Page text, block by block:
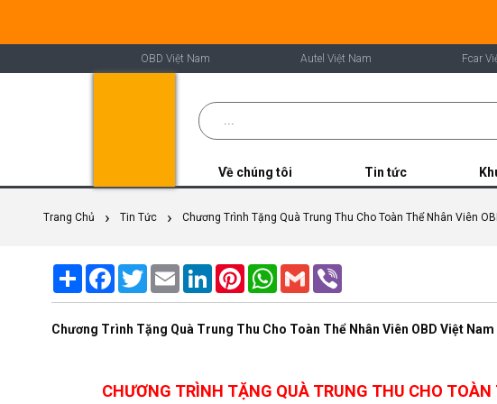
OBD Việt Nam Autel Việt Nam Fcar
Về chúng tôi Tin tức
Trang Chủ Tin Tức Chương Trình Tặng Quà Trung Thu Cho Toàn Thể Nhân Viên
Share Facebook
TwitterEmail LinkedInPinterestWhatsApp
Gmail
Chương Trình Tặng Quà Trung Thu Cho Toàn Thể Nhân Viên OBD Việt Nam
CHƯƠNG TRÌNH TẶNG QUÀ TRUNG THU CHO